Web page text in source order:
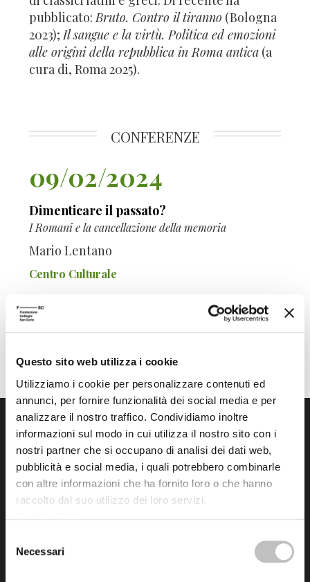
Questo sito web utilizza i cookie
Utilizziamo i cookie per personalizzare contenuti ed
annunci, per fornire funzionalità dei social media e per
analizzare il nostro traffico. Condividiamo inoltre
informazioni sul modo in cui utilizza il nostro sito con i
nostri partner che si occupano di analisi dei dati web,
pubblicità e social media, i quali potrebbero combinarle
con altre informazioni che ha fornito loro o che hanno
raccolto dal suo utilizzo dei loro servizi.
delNecessari
pubblicato:Bruto. Contro il tiranno (Bologna
2023);Il sangue e la virtù. Politica ed emozioni
alle origini della repubblica in Roma antica (a
cura di, Roma 2025).
CONFERENZE
09/02/2024
Dimenticare il passato?
I Romani e la cancellazione della memoria
Mario Lentano
Centro Culturale
Fondazione Collegio San Carlo